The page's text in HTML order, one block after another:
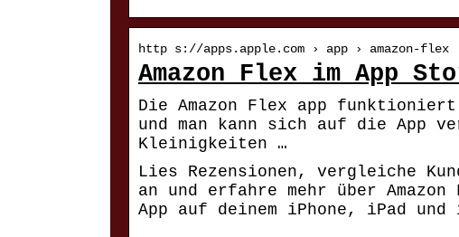
http s://apps.apple.com › app › amazon-flex
Amazon Flex im App
Die Amazon Flex app
und man kann sich auf die App
Kleinigkeiten …
Lies Rezensionen, vergleiche
an und erfahre mehr über
App auf deinem iPhone, iPad und